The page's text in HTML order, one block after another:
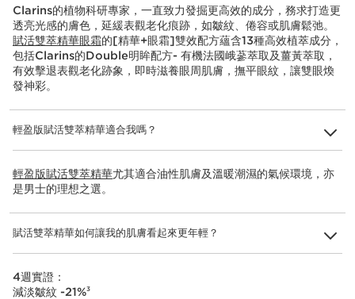
Clarins的植物科研專家，一直致力發掘更高效的成分，務求打造更
透亮光感的膚色，延緩表觀老化痕跡，如皺紋、倦容或肌膚鬆弛。
賦活雙萃精華眼霜的[精華+眼霜]雙效配方蘊含13種高效植萃成分，
包括Clarins的Double明眸配方- 有機法國峨蔘萃取及薑黃萃取，
有效擊退表觀老化跡象，即時滋養眼周肌膚，撫平眼紋，讓雙眼煥
發神彩。
輕盈版賦活雙萃精華適合我嗎？
輕盈版賦活雙萃精華尤其適合油性肌膚及溫暖潮濕的氣候環境，亦
是男士的理想之選。
賦活雙萃精華如何讓我的肌膚看起來更年輕？
4週實證：
減淡皺紋 -21%3